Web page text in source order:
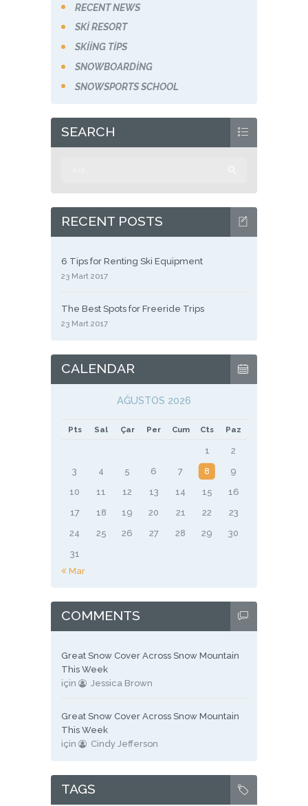
RECENT NEWS
SKI RESORT
SKIING TIPS
SNOWBOARDING
SNOWSPORTS SCHOOL
SEARCH
RECENT POSTS
6 Tips for Renting Ski Equipment
23 Mart 2017
The Best Spots for Freeride Trips
23 Mart 2017
CALENDAR
AĞUSTOS 2026
Pts Sal Çar Per Cum Cts Paz
1
2
3
4 5 6 7 8
9
10
11 12 13 14 15
16
17
18 19 20 21 22
23
24
25 26 27 28 29
30
31
« Mar
COMMENTS
Great Snow Cover Across Snow Mountain
This Week
için
Jessica Brown
Great Snow Cover Across Snow Mountain
This Week
için
Cindy Jefferson
TAGS